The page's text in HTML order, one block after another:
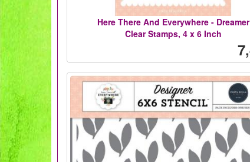
Here There And Everywhere - Dreamer
Clear Stamps, 4 x 6 Inch